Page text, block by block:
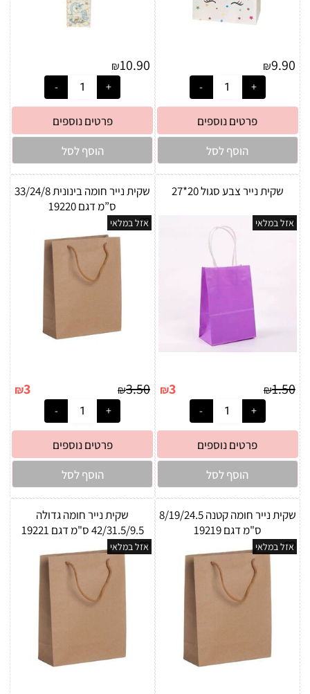
₪9.90
פרטים נוספים
הוסף לסל
₪10.90
פרטים נוספים
הוסף לסל
שקית נייר צבע סגול 20*27
אזל במלאי
₪1.50
₪3
פרטים נוספים
הוסף לסל
שקית נייר חומה בינונית 33/24/8
ס”מ דגם 19220
אזל במלאי
₪3.50
₪3
פרטים נוספים
הוסף לסל
שקית נייר חומה קטנה 8/19/24.5
ס"מ דגם 19219
אזל במלאי
שקית נייר חומה גדולה
42/31.5/9.5 ס"מ דגם 19221
אזל במלאי